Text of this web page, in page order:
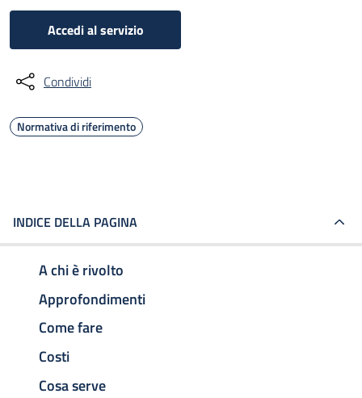
Accedi al servizio
Condividi
Normativa di riferimento
INDICE DELLA PAGINA
A chi è rivolto
Approfondimenti
Come fare
Costi
Cosa serve